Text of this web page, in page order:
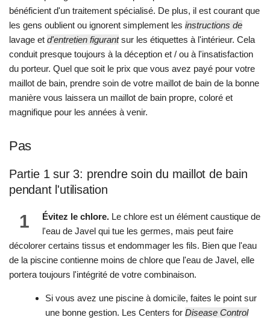
bénéficient d'un traitement spécialisé. De plus, il est courant que
les gens oublient ou ignorent simplement les instructions de
lavage et d'entretien figurantsur les étiquettes à l'intérieur. Cela
conduit presque toujours à la déception et / ou à l'insatisfaction
du porteur. Quel que soit le prix que vous avez payé pour votre
maillot de bain, prendre soin de votre maillot de bain de la bonne
manière vous laissera un maillot de bain propre, coloré et
magnifique pour les années à venir.
Pas
Partie 1 sur 3: prendre soin du maillot de bain
pendant l'utilisation
1 Évitez le chlore. Le chlore est un élément caustique de
l'eau de Javel qui tue les germes, mais peut faire
décolorer certains tissus et endommager les fils. Bien que l'eau
de la piscine contienne moins de chlore que l'eau de Javel, elle
portera toujours l'intégrité de votre combinaison.
Si vous avez une piscine à domicile, faites le point sur
une bonne gestion. Les Centers for Disease Control